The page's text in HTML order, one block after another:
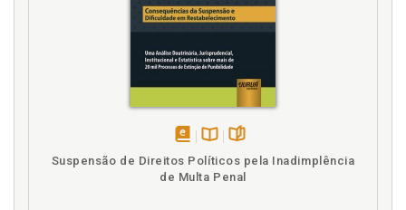
Hermenêutica. Função hermenêutica dos princípios
disponível
em
Disponível
na
páginas
Suspensão de Direitos Políticos pela Inadimplência
de Multa Penal